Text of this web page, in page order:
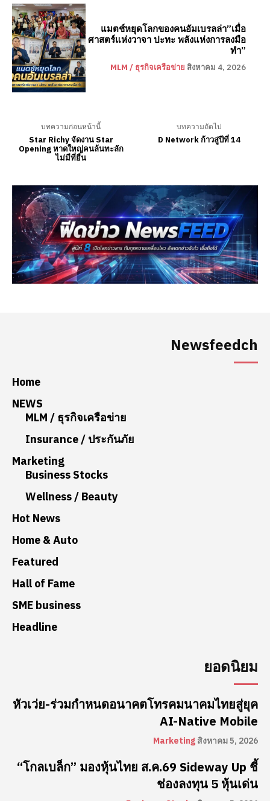
Newsfeedch
Home
NEWS
MLM / ธุรกิจเครือข่าย
Insurance / ประกันภัย
Marketing
Business Stocks
Wellness / Beauty
Hot News
Home & Auto
Featured
Hall of Fame
SME business
Headline
ยอดนิยม
หัวเว่ย-ร่วมกำหนดอนาคตโทรคมนาคมไทยสู่ยุค
AI-Native Mobile
Marketingสิงหาคม 5, 2026
“โกลเบล็ก” มองหุ้นไทย ส.ค.69 Sideway Up ชี้
ช่องลงทุน 5 หุ้นเด่น